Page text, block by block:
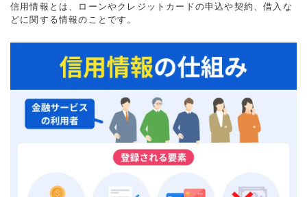
信用情報とは、ローンやクレジットカードの申込や契約、借入な
どに関する情報のことです。